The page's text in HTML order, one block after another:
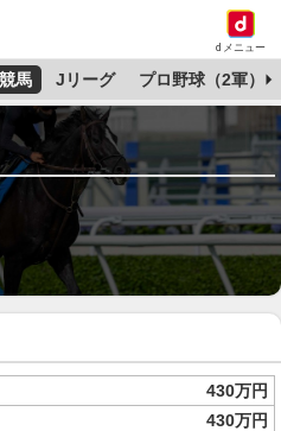
dメニュー
競馬 Jリーグ プロ野球（2軍）
430万円
430万円